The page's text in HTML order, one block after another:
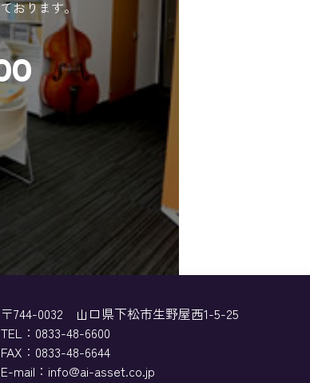
おります。
〒744-0032
山口県下松市生野屋西1-5-25
TEL： 0833-48-6600
FAX：0833-48-6644
E-mail：info@ai-asset.co.jp